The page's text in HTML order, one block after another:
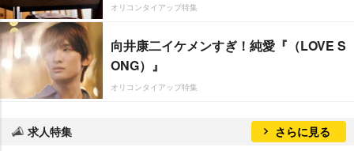
オリコンタイアップ特集
向井康二イケメンすぎ！純愛『（LOVE S
ONG）』
オリコンタイアップ特集
求人特集 さらに見る